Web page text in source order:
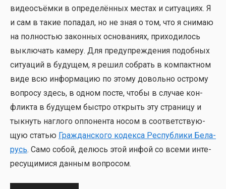
видео­съём­ки в опре­де­лён­ных местах и ситу­а­ци­ях. Я
и сам в такие попа­дал, но не зная о том, что я сни­маю
на пол­но­стью закон­ных осно­ва­ни­ях, при­хо­ди­лось
выклю­чать каме­ру. Для пре­ду­пре­жде­ния подоб­ных
ситу­а­ций в буду­щем, я решил собрать в ком­пакт­ном
виде всю инфор­ма­цию по это­му доволь­но остро­му
вопро­су здесь, в одном посте, что­бы в слу­чае кон­
флик­та в буду­щем быст­ро открыть эту стра­ни­цу и
тык­нуть наг­ло­го оппо­нен­та носом в соот­вет­ству­ю­
щую ста­тью Граж­дан­ско­го кодек­са Рес­пуб­ли­ки Бела­
русь. Само собой, делюсь этой инфой со все­ми инте­
ре­су­щи­ми­ся дан­ным вопро­сом.